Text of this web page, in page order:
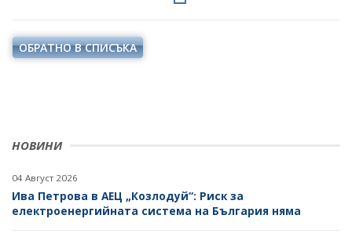
НОВИНИ
04 Август 2026
Ива Петрова в АЕЦ „Козлодуй“: Риск за
електроенергийната система на България няма
ОБРАТНО В СПИСЪКА